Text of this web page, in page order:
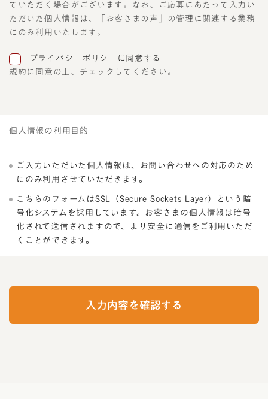
ていただく場合がございます。なお、ご応募にあたって入力い
ただいた個人情報は、「お客さまの声」の管理に関連する業務
にのみ利用いたします。
プライバシーポリシーに同意する
規約に同意の上、チェックしてください。
個人情報の利用目的
ご入力いただいた個人情報は、お問い合わせへの対応のため
にのみ利用させていただきます。
こちらのフォームはSSL（Secure Sockets Layer）という暗
号化システムを採用しています。お客さまの個人情報は暗号
化されて送信されますので、より安全に通信をご利用いただ
くことができます。
入力内容を確認する